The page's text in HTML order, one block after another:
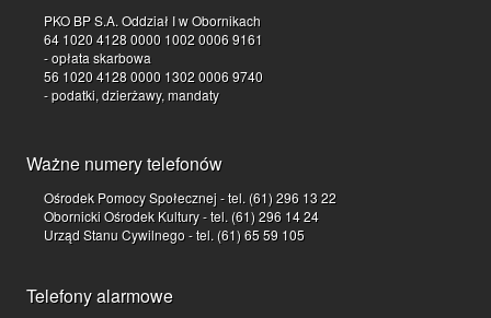
PKO BP S.A. Oddział I w Obornikach
64 1020 4128 0000 1002 0006 9161
- opłata skarbowa
56 1020 4128 0000 1302 0006 9740
- podatki, dzierżawy, mandaty
Ważne numery telefonów
Ośrodek Pomocy Społecznej - tel. (61) 296 13 22
Obornicki Ośrodek Kultury - tel. (61) 296 14 24
Urząd Stanu Cywilnego - tel. (61) 65 59 105
Telefony alarmowe